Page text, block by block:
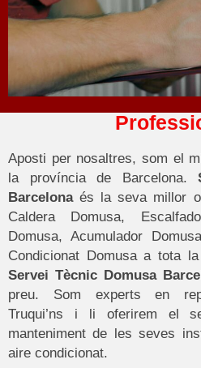
Aposti per nosaltres, som el
la província de Barcelona.
Barcelonaés la seva millor
Caldera Domusa,
Domusa, Acumulador
Condicionat Domusa a tota
Servei Tècnic Domusa
preu. Som experts en
Truqui’ns i li oferirem el
manteniment de les seves
aire condicionat.